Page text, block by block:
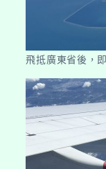
飛抵廣東省後，